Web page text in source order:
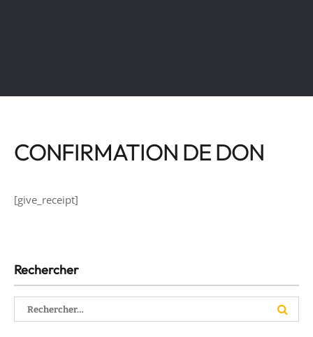
CONFIRMATION DE DON
[give_receipt]
Rechercher
Rechercher :